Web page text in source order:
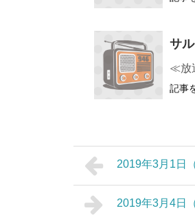
サ
≪放
記事
2019年3月1日
2019年3月4日